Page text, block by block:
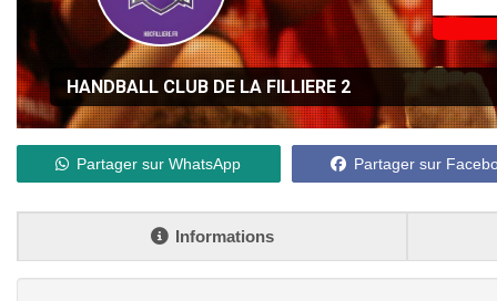
HANDBALL CLUB DE LA FILLIERE 2
Partager sur WhatsApp Partager sur
Informations